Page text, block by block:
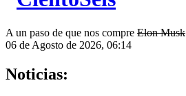
A un paso de que nos compre Elon Musk
06 de Agosto de 2026, 06:14
Noticias: